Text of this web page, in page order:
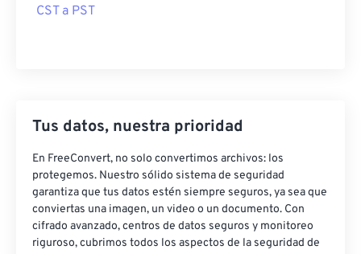
CST a PST
Tus datos, nuestra prioridad
En FreeConvert, no solo convertimos archivos: los
protegemos. Nuestro sólido sistema de seguridad
garantiza que tus datos estén siempre seguros, ya sea que
conviertas una imagen, un video o un documento. Con
cifrado avanzado, centros de datos seguros y monitoreo
riguroso, cubrimos todos los aspectos de la seguridad de